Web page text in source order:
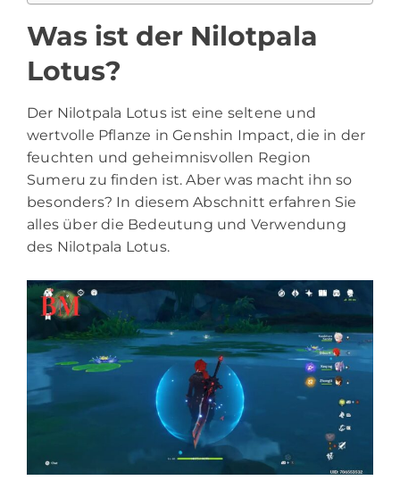
Was ist der Nilotpala
Lotus?
Der Nilotpala Lotus ist eine seltene und
wertvolle Pflanze in Genshin Impact, die in der
feuchten und geheimnisvollen Region
Sumeru zu finden ist. Aber was macht ihn so
besonders? In diesem Abschnitt erfahren Sie
alles über die Bedeutung und Verwendung
des Nilotpala Lotus.